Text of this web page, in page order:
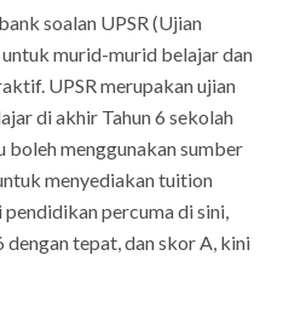
soalan UPSR (Ujian
untuk murid-murid belajar dan
UPSR merupakan ujian
di akhir Tahun 6 sekolah
boleh menggunakan sumber
menyediakan tuition
percuma di sini,
dengan tepat, dan skor A, kini